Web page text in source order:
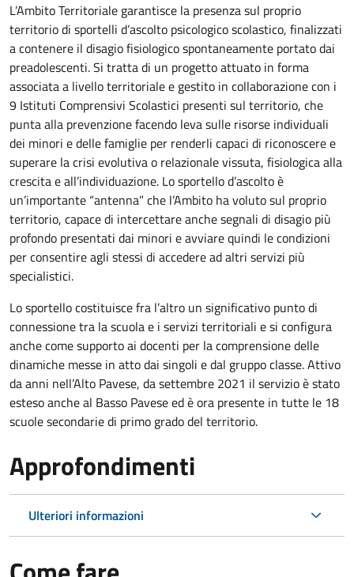
L’Ambito Territoriale garantisce la presenza sul proprio
territorio di sportelli d’ascolto psicologico scolastico, finalizzati
a contenere il disagio fisiologico spontaneamente portato dai
preadolescenti. Si tratta di un progetto attuato in forma
associata a livello territoriale e gestito in collaborazione con i
9 Istituti Comprensivi Scolastici presenti sul territorio, che
punta alla prevenzione facendo leva sulle risorse individuali
dei minori e delle famiglie per renderli capaci di riconoscere e
superare la crisi evolutiva o relazionale vissuta, fisiologica alla
crescita e all’individuazione. Lo sportello d’ascolto è
un’importante “antenna” che l’Ambito ha voluto sul proprio
territorio, capace di intercettare anche segnali di disagio più
profondo presentati dai minori e avviare quindi le condizioni
per consentire agli stessi di accedere ad altri servizi più
specialistici.
Lo sportello costituisce fra l’altro un significativo punto di
connessione tra la scuola e i servizi territoriali e si configura
anche come supporto ai docenti per la comprensione delle
dinamiche messe in atto dai singoli e dal gruppo classe. Attivo
da anni nell’Alto Pavese, da settembre 2021 il servizio è stato
esteso anche al Basso Pavese ed è ora presente in tutte le 18
scuole secondarie di primo grado del territorio.
Approfondimenti
Ulteriori informazioni